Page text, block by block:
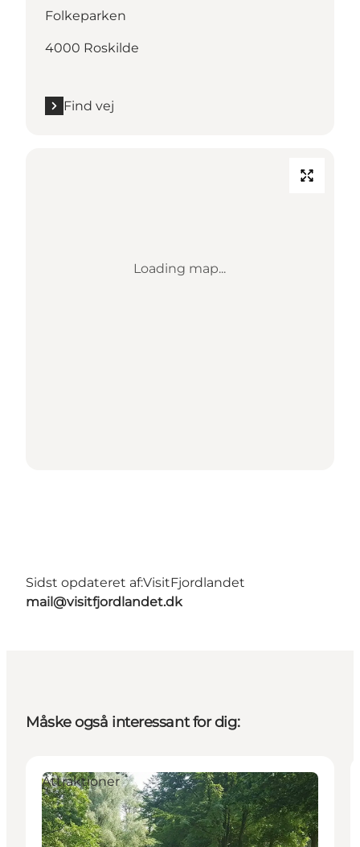
Folkeparken
4000 Roskilde
Find vej
Loading map...
Sidst opdateret af:VisitFjordlandet
mail@visitfjordlandet.dk
Måske også interessant for dig:
Attraktioner